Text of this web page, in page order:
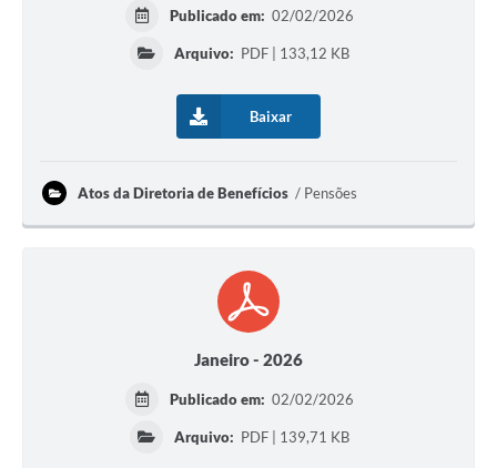
Publicado em: 02/02/2026
Arquivo: PDF | 133,12 KB
Baixar
Atos da Diretoria de Benefícios Pensões
Janeiro - 2026
Publicado em: 02/02/2026
Arquivo: PDF | 139,71 KB